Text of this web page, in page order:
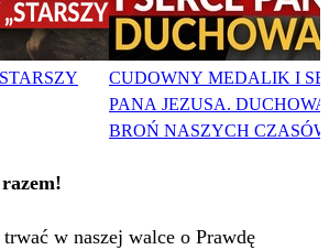
CUDOWNY MEDALIK I
PANA JEZUSA. DUCHOWA
BROŃ NASZYCH
w naszej walce o Prawdę